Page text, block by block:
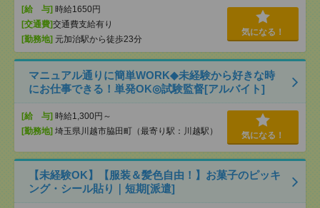
[給 与] 時給1650円
[交通費]交通費支給有り
[勤務地] 元加治駅から徒歩23分
気になる！
マニュアル通りに簡単WORK◆未経験から好きな時
にお仕事できる！単発OK◎試験監督[アルバイト]
[給 与] 時給1,300円～
[勤務地] 埼玉県川越市脇田町（最寄り駅：川越駅） 気になる！
【未経験OK】【服装＆髪色自由！】お菓子のピッキ
ング・シール貼り｜短期[派遣]